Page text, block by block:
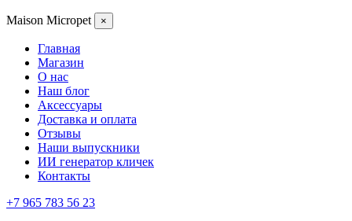
Maison Micropet ×
Главная
Магазин
О нас
Наш блог
Аксессуары
Доставка и оплата
Отзывы
Наши выпускники
ИИ генератор кличек
Контакты
+7 965 783 56 23